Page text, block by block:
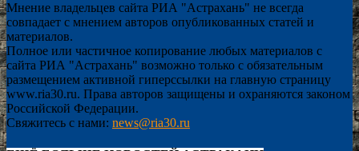
Мнение владельцев сайта РИА "Астрахань" не всегда
совпадает с мнением авторов опубликованных статей и
материалов.
Полное или частичное копирование любых материалов с
сайта РИА "Астрахань" возможно только с обязательным
размещением активной гиперссылки на главную страницу
www.ria30.ru. Права авторов защищены и охраняются законом
Российской Федерации.
Свяжитесь с нами: news@ria30.ru